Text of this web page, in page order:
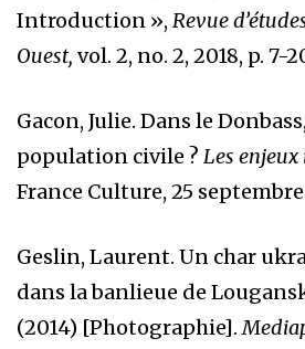
Introduction », Revue
Ouest, vol. 2, no. 2, 2018, p. 7-
Gacon, Julie. Dans le
population civile ? Les
France Culture, 25
Geslin, Laurent. Un char
dans la banlieue de
(2014) [Photographie].